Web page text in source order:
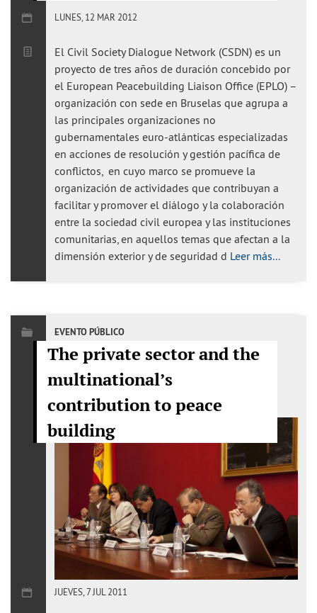
LUNES, 12 MAR 2012
El Civil Society Dialogue Network (CSDN) es un
proyecto de tres años de duración concebido por
el European Peacebuilding Liaison Office (EPLO) –
organización con sede en Bruselas que agrupa a
las principales organizaciones no
gubernamentales euro-atlánticas especializadas
en acciones de resolución y gestión pacífica de
conflictos, en cuyo marco se promueve la
organización de actividades que contribuyan a
facilitar y promover el diálogo y la colaboración
entre la sociedad civil europea y las instituciones
comunitarias, en aquellos temas que afectan a la
dimensión exterior y de seguridad d Leer más...
EVENTO PÚBLICO
The private sector and the
multinational’s
contribution to peace
building
JUEVES, 7 JUL 2011